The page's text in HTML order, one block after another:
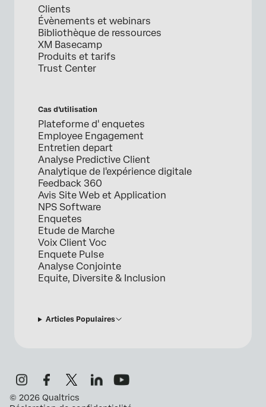
Clients
Évènements et webinars
Bibliothèque de ressources
XM Basecamp
Produits et tarifs
Trust Center
Cas d’utilisation
Plateforme d' enquetes
Employee Engagement
Entretien depart
Analyse Predictive Client
Analytique de l'expérience digitale
Feedback 360
Avis Site Web et Application
NPS Software
Enquetes
Etude de Marche
Voix Client Voc
Enquete Pulse
Analyse Conjointe
Equite, Diversite & Inclusion
Articles Populaires
© 2026 Qualtrics